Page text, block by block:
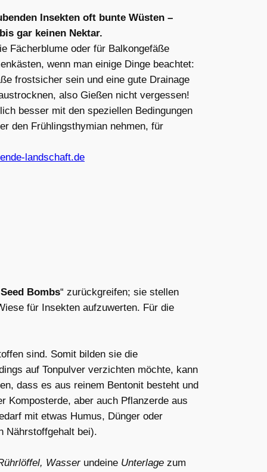
Insekten oft bunte Wüsten –
gar keinen Nektar.
Fächerblume oder für Balkongefäße
wenn man einige Dinge beachtet:
frostsicher sein und eine gute Drainage
also Gießen nicht vergessen!
besser mit den speziellen Bedingungen
den Frühlingsthymian nehmen, für
landschaft.de
Seed Bombs“ zurückgreifen; sie stellen
für Insekten aufzuwerten. Für die
sind. Somit bilden sie die
auf Tonpulver verzichten möchte, kann
dass es aus reinem Bentonit besteht und
Komposterde, aber auch Pflanzerde aus
mit etwas Humus, Dünger oder
Nährstoffgehalt bei).
Wasser undeine Unterlage zum